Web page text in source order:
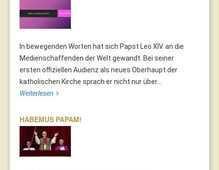
In bewegenden Worten hat sich Papst Leo XIV. an die
Medienschaffenden der Welt gewandt. Bei seiner
ersten offiziellen Audienz als neues Oberhaupt der
katholischen Kirche sprach er nicht nur über...
Weiterlesen
HABEMUS PAPAM!